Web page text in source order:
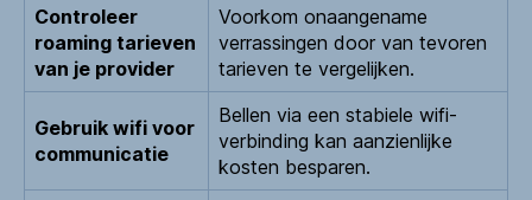
Controleer
roaming tarieven
van je provider
Voorkom onaangename
verrassingen door van tevoren
tarieven te vergelijken.
Gebruik wifi voor
communicatie
Bellen via een stabiele wifi-
verbinding kan aanzienlijke
kosten besparen.